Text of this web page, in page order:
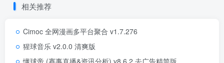
相关推荐
Cimoc 全网漫画多平台聚合 v1.7.276
猩球音乐 v2.0.0 清爽版
懂球帝 (赛事直播&资讯分析) v8.6.2 去广告精简版